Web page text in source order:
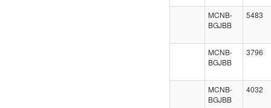
MCNB-
BGJBB
5483
MCNB-
BGJBB
3796
MCNB-
BGJBB
4032